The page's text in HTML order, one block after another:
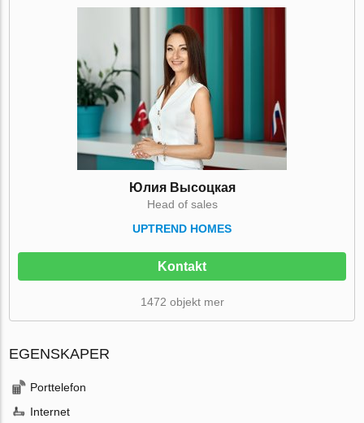
Юлия Высоцкая
Head of sales
UPTREND HOMES
Kontakt
1472 objekt mer
EGENSKAPER
Porttelefon
Internet